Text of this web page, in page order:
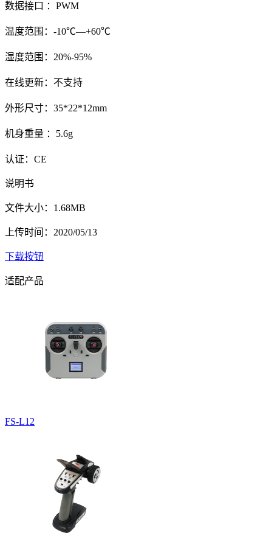
数据接口 ：PWM
温度范围：-10℃—+60℃
湿度范围：20%-95%
在线更新：不支持
外形尺寸：35*22*12mm
机身重量 ：5.6g
认证：CE
说明书
文件大小：1.68MB
上传时间：2020/05/13
下载按钮
适配产品
FS-L12